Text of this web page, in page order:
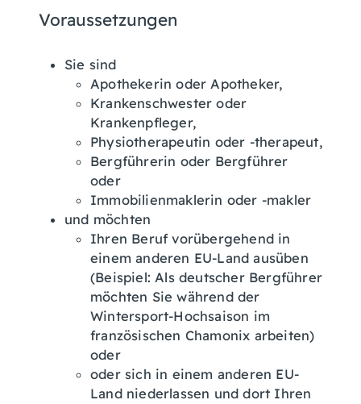
Voraussetzungen
Sie sind
Apothekerin oder Apotheker,
Krankenschwester oder
Krankenpfleger,
Physiotherapeutin oder -therapeut,
Bergführerin oder Bergführer
oder
Immobilienmaklerin oder -makler
und möchten
Ihren Beruf vorübergehend in
einem anderen EU-Land ausüben
(Beispiel: Als deutscher Bergführer
möchten Sie während der
Wintersport-Hochsaison im
französischen Chamonix arbeiten)
oder
oder sich in einem anderen EU-
Land niederlassen und dort Ihren